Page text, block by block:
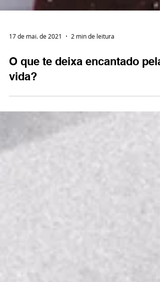
17 de mai. de 2021 2 min de leitura
O que te deixa encantado pela
vida?